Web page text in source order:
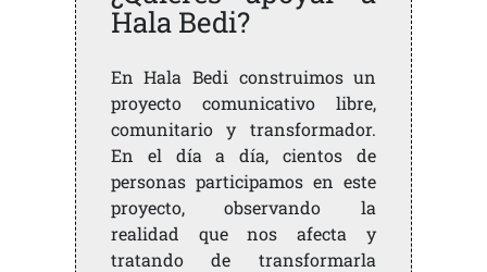
Hala Bedi?
En Hala Bedi construimos un
proyecto comunicativo libre,
comunitario y transformador.
En el día a día, cientos de
personas participamos en este
proyecto, observando la
realidad que nos afecta y
tratando de transformarla